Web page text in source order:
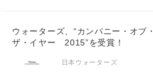
ウォーターズ、“カンパニー・オブ・
ザ・イヤー 2015”を受賞！
日本ウォーターズ